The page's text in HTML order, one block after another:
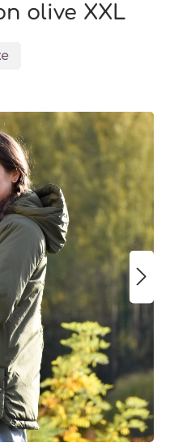
olive XXL